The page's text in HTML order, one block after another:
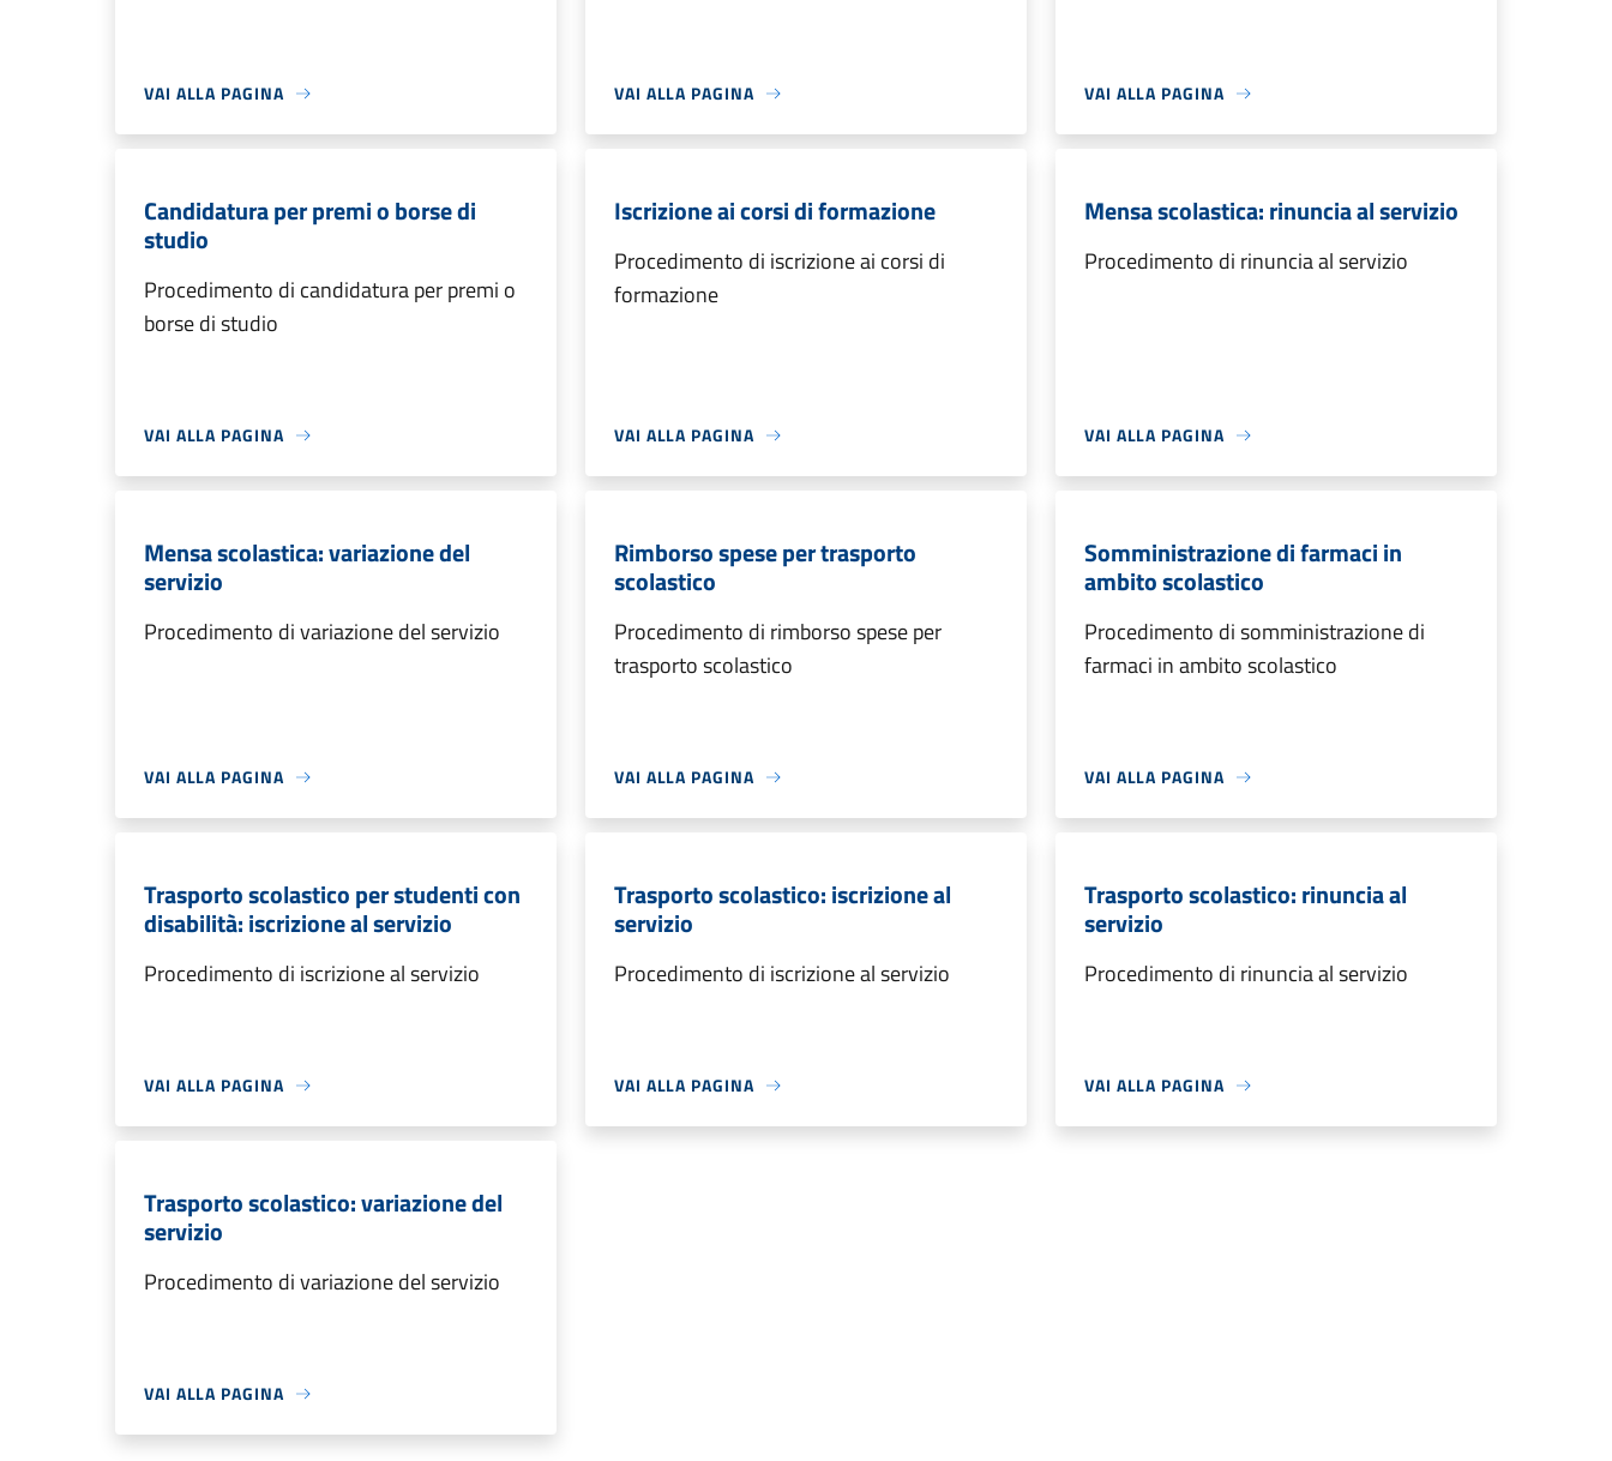
VAI ALLA PAGINA VAI ALLA PAGINA VAI ALLA PAGINA
Candidatura per premi o borse di
studio
Procedimento di candidatura per premi o
borse di studio
VAI ALLA PAGINA
Iscrizione ai corsi di formazione
Procedimento di iscrizione ai corsi di
formazione
VAI ALLA PAGINA
Mensa scolastica: rinuncia al servizio
Procedimento di rinuncia al servizio
VAI ALLA PAGINA
Mensa scolastica: variazione del
servizio
Procedimento di variazione del servizio
VAI ALLA PAGINA
Rimborso spese per trasporto
scolastico
Procedimento di rimborso spese per
trasporto scolastico
VAI ALLA PAGINA
Somministrazione di farmaci in
ambito scolastico
Procedimento di somministrazione di
farmaci in ambito scolastico
VAI ALLA PAGINA
Trasporto scolastico per studenti con
disabilità: iscrizione al servizio
Procedimento di iscrizione al servizio
VAI ALLA PAGINA
Trasporto scolastico: iscrizione al
servizio
Procedimento di iscrizione al servizio
VAI ALLA PAGINA
Trasporto scolastico: rinuncia al
servizio
Procedimento di rinuncia al servizio
VAI ALLA PAGINA
Trasporto scolastico: variazione del
servizio
Procedimento di variazione del servizio
VAI ALLA PAGINA